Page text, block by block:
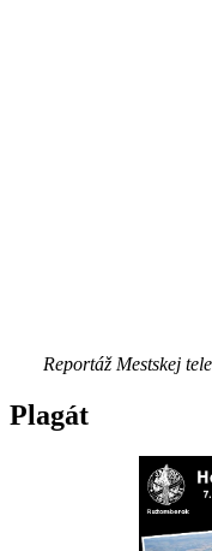
Reportáž Mestskej
Plagát